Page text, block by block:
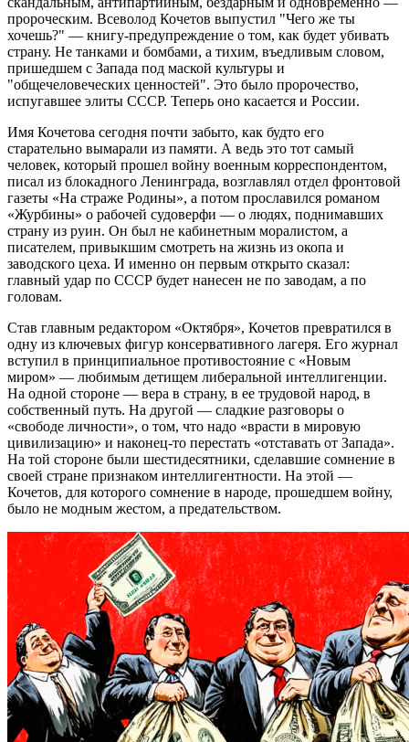
пророческим. Всеволод Кочетов выпустил "Чего же ты
хочешь?" — книгу‑предупреждение о том, как будет убивать
страну. Не танками и бомбами, а тихим, въедливым словом,
пришедшем с Запада под маской культуры и
"общечеловеческих ценностей". Это было пророчество,
испугавшее элиты СССР. Теперь оно касается и России.
Имя Кочетова сегодня почти забыто, как будто его
старательно вымарали из памяти. А ведь это тот самый
человек, который прошел войну военным корреспондентом,
писал из блокадного Ленинграда, возглавлял отдел фронтовой
газеты «На страже Родины», а потом прославился романом
«Журбины» о рабочей судоверфи — о людях, поднимавших
страну из руин. Он был не кабинетным моралистом, а
писателем, привыкшим смотреть на жизнь из окопа и
заводского цеха. И именно он первым открыто сказал:
главный удар по СССР будет нанесен не по заводам, а по
головам.
Став главным редактором «Октября», Кочетов превратился в
одну из ключевых фигур консервативного лагеря. Его журнал
вступил в принципиальное противостояние с «Новым
миром» — любимым детищем либеральной интеллигенции.
На одной стороне — вера в страну, в ее трудовой народ, в
собственный путь. На другой — сладкие разговоры о
«свободе личности», о том, что надо «врасти в мировую
цивилизацию» и наконец‑то перестать «отставать от Запада».
На той стороне были шестидесятники, сделавшие сомнение в
своей стране признаком интеллигентности. На этой —
Кочетов, для которого сомнение в народе, прошедшем войну,
было не модным жестом, а предательством.